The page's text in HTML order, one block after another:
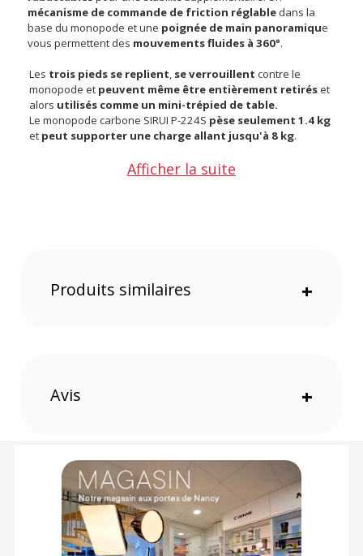
mécanisme de commande de friction réglable dans la
base du monopode et une poignée de main panoramique
vous permettent des mouvements fluides à 360°.
Les trois pieds se replient, se verrouillent contre le
monopode et peuvent même être entièrement retiréset
alors utilisés comme un mini-trépied de table.
Le monopode carbone SIRUI P-224S pèse seulement 1.4 kg
et peut supporter une charge allant jusqu'à 8 kg.
Le pied dispose d'unebase en caoutchouc pour une
Monopode composé de 8 couches de fibre de carbone
Capacité de chargement : 8 kg
Sections : 4
Système de verrouillage : Twist Lock
Diamètre maximal : 28 mm
Diamètre minimal : 19 mm
Poids : 1.4 kg
Afficher la suite
Produits similaires +
Avis +